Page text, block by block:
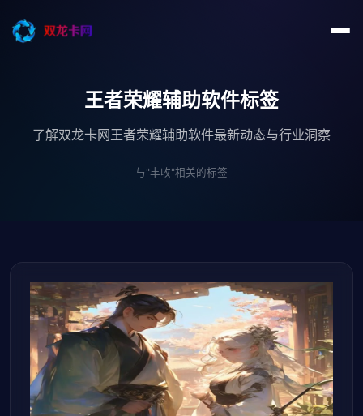
王者荣耀辅助软件标签
了解双龙卡网王者荣耀辅助软件最新动态与行业洞察
与"丰收"相关的标签